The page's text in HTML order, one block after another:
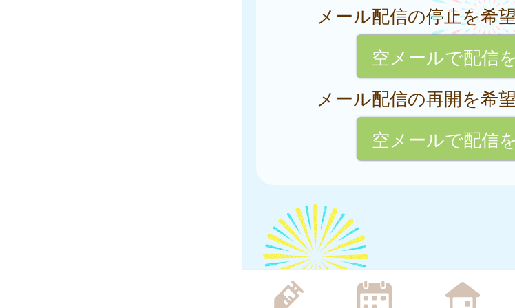
メール配信の停止を希
空メールで配信
メール配信の再開を希
空メールで配信